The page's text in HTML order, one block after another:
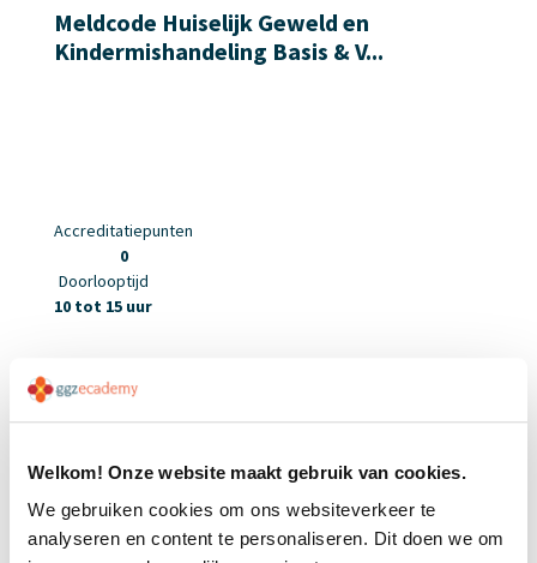
Welkom! Onze website maakt gebruik van cookies.
We gebruiken cookies om ons websiteverkeer te
analyseren en content te personaliseren. Dit doen we om
Meldcode Huiselijk Geweld en
Kindermishandeling Basis & V...
Accreditatiepunten
0
Doorlooptijd
10 tot 15 uur